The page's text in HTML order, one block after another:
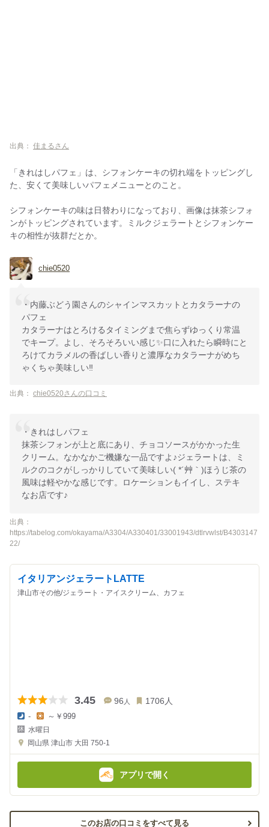
出典： 佳まるさん
「きれはしパフェ」は、シフォンケーキの切れ端をトッピングし
た、安くて美味しいパフェメニューとのこと。
シフォンケーキの味は日替わりになっており、画像は抹茶シフォ
ンがトッピングされています。ミルクジェラートとシフォンケー
キの相性が抜群だとか。
chie0520
・内藤ぶどう園さんのシャインマスカットとカタラーナの
パフェ
カタラーナはとろけるタイミングまで焦らずゆっくり常温
でキープ。よし、そろそろいい感じ✨口に入れたら瞬時にと
ろけてカラメルの香ばしい香りと濃厚なカタラーナがめち
ゃくちゃ美味しい‼️
出典： chie0520さんの口コミ
・きれはしパフェ
抹茶シフォンが上と底にあり、チョコソースがかかった生
クリーム。なかなかご機嫌な一品ですよ♪ジェラートは、ミ
ルクのコクがしっかりしていて美味しい( *´艸｀)ほうじ茶の
風味は軽やかな感じです。ロケーションもイイし、ステキ
なお店です♪
出典：
https://tabelog.com/okayama/A3304/A330401/33001943/dtlrvwlst/B4303147
22/
イタリアンジェラートLATTE
津山市その他/ジェラート・アイスクリーム、カフェ
3.45 96 人 1706 人
夜
の
金
-
昼
の
金
額
～￥999
水曜日
岡山県 津山市 大田 750-1
アプリで開く
このお店の口コミをすべて見る